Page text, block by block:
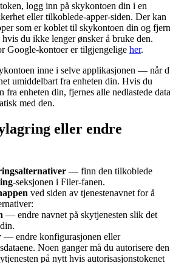
logg inn på skykontoen din i en
eller tilkoblede-apper-siden. Der kan
som er koblet til skykontoen din og
du ikke lenger ønsker å bruke den.
Google-kontoer er tilgjengelige her.
inne i selve applikasjonen — når
umiddelbart fra enheten din. Hvis du
fra enheten din, fjernes alle nedlastede data
med den.
eller endre
— finn den tilkoblede
-seksjonen i Filer-fanen.
ved siden av tjenestenavnet for å
— endre navnet på skytjenesten slik det
— endre konfigurasjonen eller
Noen ganger må du autorisere den
på nytt hvis autorisasjonstokenet